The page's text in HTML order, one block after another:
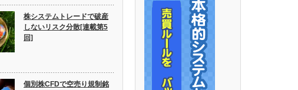
株システムトレードで破産
しないリスク分散[連載第5
回]
個別株CFDで空売り規制銘